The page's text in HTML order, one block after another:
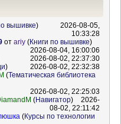
вышивке)
2026-08-05,
10:33:28
от ariy(Книги по вышивке)
2026-08-04, 16:00:06
2026-08-02, 22:37:30
)
2026-08-02, 22:32:38
(Тематическая библиотека
2026-08-02, 22:25:03
(Навигатор)
2026-
08-02, 22:11:42
(Курсы по технологии